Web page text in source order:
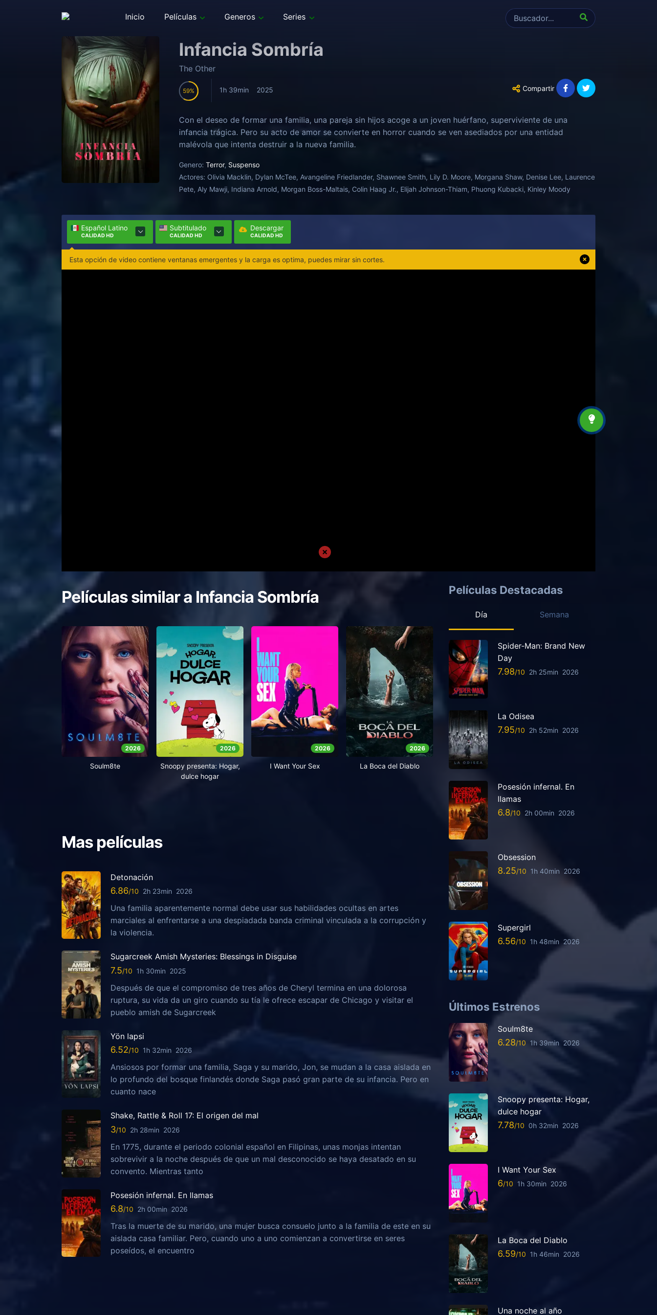
Inicio Películas Generos Series
Infancia Sombría
The Other
59 1h 39min 2025 Compartir
Con el deseo de formar una familia, una pareja sin hijos acoge a un joven huérfano, superviviente de una
infancia trágica. Pero su acto de amor se convierte en horror cuando se ven asediados por una entidad
malévola que intenta destruir a la nueva familia.
Genero: Terror, Suspenso
Actores: Olivia Macklin, Dylan McTee, Avangeline Friedlander, Shawnee Smith, Lily D. Moore, Morgana Shaw, Denise Lee, Laurence
Pete, Aly Mawji, Indiana Arnold, Morgan Boss-Maltais, Colin Haag Jr., Elijah Johnson-Thiam, Phuong Kubacki, Kinley Moody
Español Latino
CALIDAD HD
Subtitulado
CALIDAD HD
Descargar
CALIDAD HD
Esta opción de video contiene ventanas emergentes y la carga es optima, puedes mirar sin cortes.
Películas similar a Infancia Sombría
2026
Soulm8te
2026
Snoopy presenta: Hogar,
dulce hogar
2026
I Want Your Sex
2026
La Boca del Diablo
Mas películas
Detonación
6.86 2h 23min 2026
Una familia aparentemente normal debe usar sus habilidades ocultas en artes
marciales al enfrentarse a una despiadada banda criminal vinculada a la corrupción y
la violencia.
Sugarcreek Amish Mysteries: Blessings in Disguise
7.5 1h 30min 2025
Después de que el compromiso de tres años de Cheryl termina en una dolorosa
ruptura, su vida da un giro cuando su tía le ofrece escapar de Chicago y visitar el
pueblo amish de Sugarcreek
Yön lapsi
6.52 1h 32min 2026
Ansiosos por formar una familia, Saga y su marido, Jon, se mudan a la casa aislada en
lo profundo del bosque finlandés donde Saga pasó gran parte de su infancia. Pero en
cuanto nace
Shake, Rattle & Roll 17: El origen del mal
3 2h 28min 2026
En 1775, durante el periodo colonial español en Filipinas, unas monjas intentan
sobrevivir a la noche después de que un mal desconocido se haya desatado en su
convento. Mientras tanto
Posesión infernal. En llamas
6.8 2h 00min 2026
Tras la muerte de su marido, una mujer busca consuelo junto a la familia de este en su
aislada casa familiar. Pero, cuando uno a uno comienzan a convertirse en seres
poseídos, el encuentro
Películas Destacadas
Día Semana
Spider-Man: Brand New
Day
7.98 2h 25min 2026
La Odisea
7.95 2h 52min 2026
Posesión infernal. En
llamas
6.8 2h 00min 2026
Obsession
8.25 1h 40min 2026
Supergirl
6.56 1h 48min 2026
Últimos Estrenos
Soulm8te
6.28 1h 39min 2026
Snoopy presenta: Hogar,
dulce hogar
7.78 0h 32min 2026
I Want Your Sex
6 1h 30min 2026
La Boca del Diablo
6.59 1h 46min 2026
Una noche al año